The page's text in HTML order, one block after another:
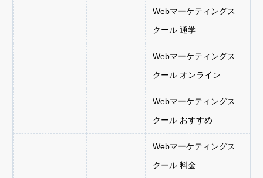
Webマーケティングス
クール 通学
Webマーケティングス
クール オンライン
Webマーケティングス
クール おすすめ
Webマーケティングス
クール 料金